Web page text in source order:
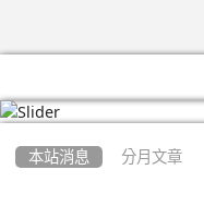
本站消息 分月文章